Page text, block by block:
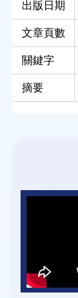
出版日期
文章頁數
關鍵字
摘要